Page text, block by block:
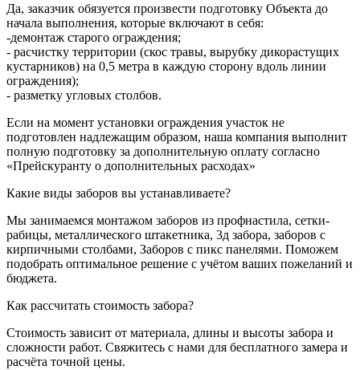
Да, заказчик обязуется произвести подготовку Объекта до
начала выполнения, которые включают в себя:
-демонтаж старого ограждения;
- расчистку территории (скос травы, вырубку дикорастущих
кустарников) на 0,5 метра в каждую сторону вдоль линии
ограждения);
- разметку угловых столбов.
Если на момент установки ограждения участок не
подготовлен надлежащим образом, наша компания выполнит
полную подготовку за дополнительную оплату согласно
«Прейскуранту о дополнительных расходах»
Какие виды заборов вы устанавливаете?
Мы занимаемся монтажом заборов из профнастила, сетки-
рабицы, металлического штакетника, 3д забора, заборов с
кирпичными столбами, Заборов с пикс панелями. Поможем
подобрать оптимальное решение с учётом ваших пожеланий и
бюджета.
Как рассчитать стоимость забора?
Стоимость зависит от материала, длины и высоты забора и
сложности работ. Свяжитесь с нами для бесплатного замера и
расчёта точной цены.